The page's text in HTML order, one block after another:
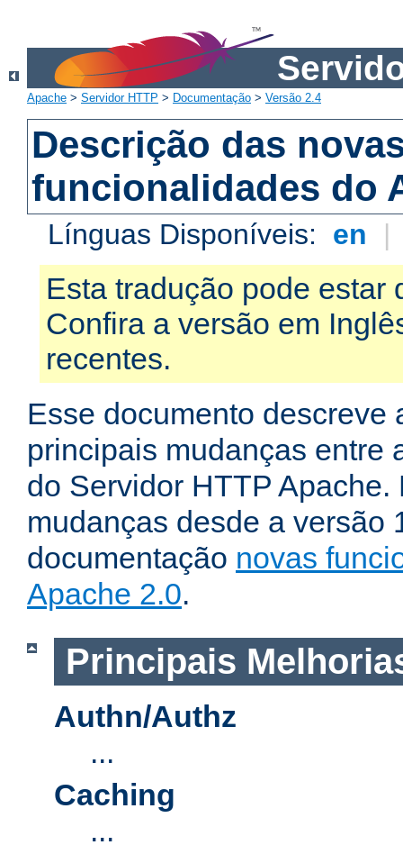
Apache > Servidor HTTP > Documentação > Versão 2.4
Descrição das
funcionalidades do
Línguas Disponíveis: en |
Esta tradução pode estar
Confira a versão em
recentes.
Esse documento descreve
principais mudanças entre
do Servidor HTTP Apache.
mudanças desde a versão
documentação novas
Apache 2.0.
Principais
Authn/Authz
...
Caching
...